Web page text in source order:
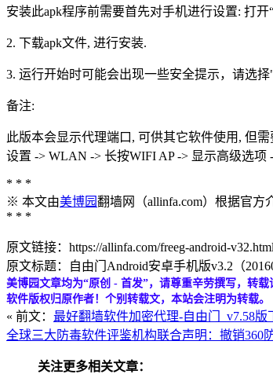
安装此apk程序前需要首先对手机进行设置: 打开
2. 下载apk文件, 进行安装.
3. 运行开始时可能会出现一些安全提示，请选
备注:
此版本会显示代理端口, 可供其它软件使用, 但
设置 -> WLAN -> 长按WIFI AP -> 显示高级选项
* * *
※ 本文由美博园翻墙网（allinfa.com）根据官方
* * *
原文链接：https://allinfa.com/freeg-android-v32.html
原文标题：自由门Android安卓手机版v3.2（
美博园文章均为“原创 - 首发”，请尊重辛劳撰写，转载
软件版权归原作者！个别转载文，本站会注明为转载。
« 前文： 最好翻墙软件加密代理-自由门_v7.58版
全球三大防毒软件评鉴机构联合声明：撤销360
关注更多相关文章：